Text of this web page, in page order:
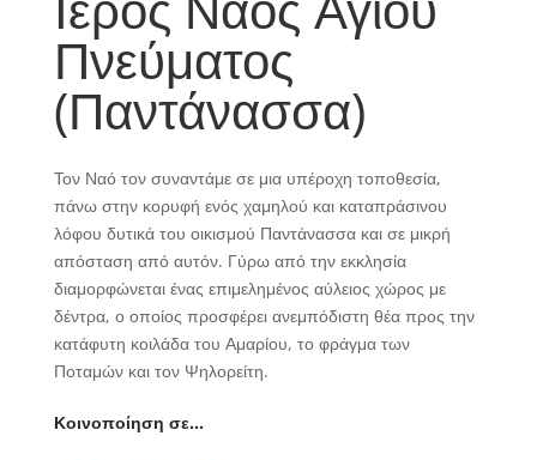
Πνεύματος
(Παντάνασσα)
Τον Ναό τον συναντάμε σε μια υπέροχη τοποθεσία,
πάνω στην κορυφή ενός χαμηλού και καταπράσινου
λόφου δυτικά του οικισμού Παντάνασσα και σε μικρή
απόσταση από αυτόν. Γύρω από την εκκλησία
διαμορφώνεται ένας επιμελημένος αύλειος χώρος με
δέντρα, ο οποίος προσφέρει ανεμπόδιστη θέα προς την
κατάφυτη κοιλάδα του Αμαρίου, το φράγμα των
Ποταμών και τον Ψηλορείτη.
Κοινοποίηση σε…